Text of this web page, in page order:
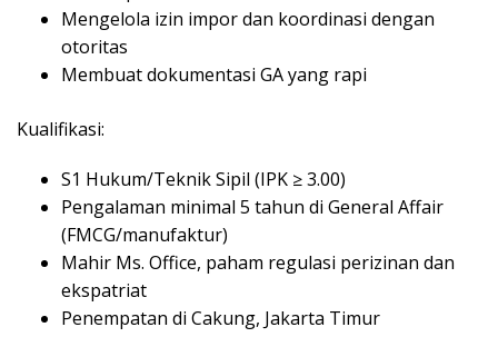
Mengelola izin impor dan koordinasi dengan
otoritas
Membuat dokumentasi GA yang rapi
Kualifikasi:
S1 Hukum/Teknik Sipil (IPK ≥ 3.00)
Pengalaman minimal 5 tahun di General Affair
(FMCG/manufaktur)
Mahir Ms. Office, paham regulasi perizinan dan
ekspatriat
Penempatan di Cakung, Jakarta Timur